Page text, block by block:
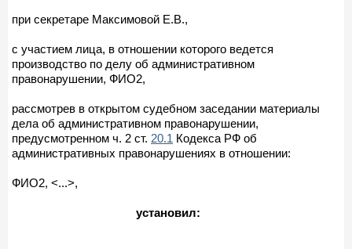
при секретаре Максимовой Е.В.,
с участием лица, в отношении которого ведется
производство по делу об административном
правонарушении, ФИО2,
рассмотрев в открытом судебном заседании материалы
дела об административном правонарушении,
предусмотренном ч. 2 ст. 20.1 Кодекса РФ об
административных правонарушениях в отношении:
ФИО2, <...>,
установил: